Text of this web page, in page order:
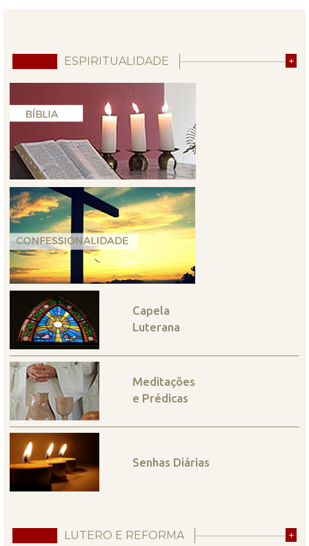
ESPIRITUALIDADE +
Capela
Luterana
Meditações
e Prédicas
Senhas Diárias
LUTERO E REFORMA +